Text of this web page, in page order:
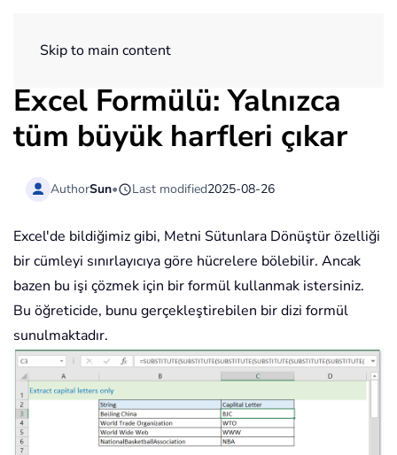
Skip to main content
Excel Formülü: Yalnızca
tüm büyük harfleri çıkar
AuthorSun• Last modified2025-08-26
Excel'de bildiğimiz gibi, Metni Sütunlara Dönüştür özelliği
bir cümleyi sınırlayıcıya göre hücrelere bölebilir. Ancak
bazen bu işi çözmek için bir formül kullanmak istersiniz.
Bu öğreticide, bunu gerçekleştirebilen bir dizi formül
sunulmaktadır.